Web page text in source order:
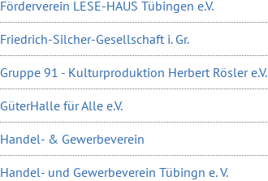
Förderverein LESE-HAUS Tübingen e.V.
Friedrich-Silcher-Gesellschaft i. Gr.
Gruppe 91 - Kulturproduktion Herbert Rösler e.V.
GüterHalle für Alle e.V.
Handel- & Gewerbeverein
Handel- und Gewerbeverein Tübingn e. V.